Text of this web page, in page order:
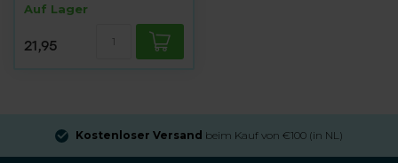
Auf Lager
21,95
Kostenloser Versand beim Kauf von €100 (in NL)